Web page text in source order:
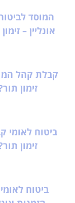
המוסד
אונליין –
קבלת קהל
זימון
ביטוח לאומי
זימון
ביטוח